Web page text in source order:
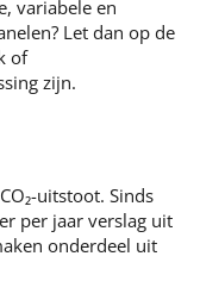
variabele en
Let dan op de
of
zijn.
uitstoot. Sinds
per jaar verslag uit
onderdeel uit